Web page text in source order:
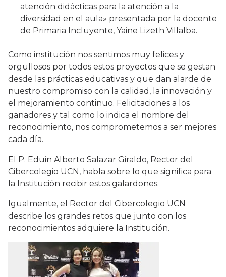
atención didácticas para la atención a la
diversidad en el aula» presentada por la docente
de Primaria Incluyente, Yaine Lizeth Villalba.
Como institución nos sentimos muy felices y
orgullosos por todos estos proyectos que se gestan
desde las prácticas educativas y que dan alarde de
nuestro compromiso con la calidad, la innovación y
el mejoramiento continuo. Felicitaciones a los
ganadores y tal como lo indica el nombre del
reconocimiento, nos comprometemos a ser mejores
cada día.
El P. Eduin Alberto Salazar Giraldo, Rector del
Cibercolegio UCN, habla sobre lo que significa para
la Institución recibir estos galardones.
Igualmente, el Rector del Cibercolegio UCN
describe los grandes retos que junto con los
reconocimientos adquiere la Institución.